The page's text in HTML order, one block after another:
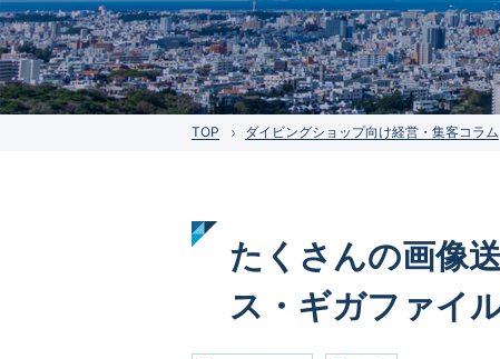
TOP ダイビングショップ向け経営・集客コラム
たくさんの画像
ス・ギガファイ